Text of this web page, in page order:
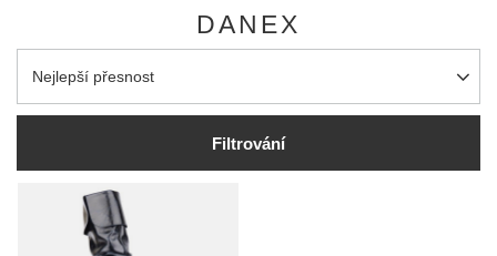
DANEX
Zmień sortowanie
Nejlepší přesnost
Filtrování